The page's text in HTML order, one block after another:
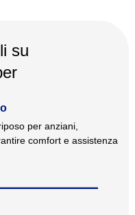
su
per anziani,
comfort e assistenza